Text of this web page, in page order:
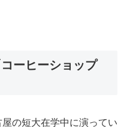
ーヒーショップ
の短大在学中に演ってい